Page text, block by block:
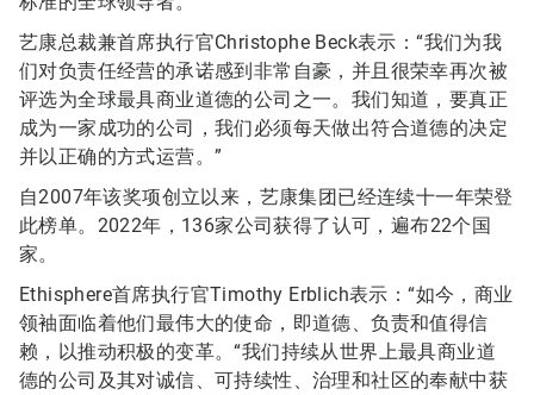
艺康总裁兼首席执行官Christophe Beck表示：“我们为我
们对负责任经营的承诺感到非常自豪，并且很荣幸再次被
评选为全球最具商业道德的公司之一。我们知道，要真正
成为一家成功的公司，我们必须每天做出符合道德的决定
并以正确的方式运营。”
自2007年该奖项创立以来，艺康集团已经连续十一年荣登
此榜单。2022年，136家公司获得了认可，遍布22个国
家。
Ethisphere首席执行官Timothy Erblich表示：“如今，商业
领袖面临着他们最伟大的使命，即道德、负责和值得信
赖，以推动积极的变革。“我们持续从世界上最具商业道
德的公司及其对诚信、可持续性、治理和社区的奉献中获